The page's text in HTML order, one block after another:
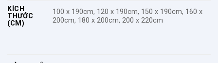
KÍCH
THƯỚC
(CM)
100 x 190cm, 120 x 190cm, 150 x 190cm, 160 x
200cm, 180 x 200cm, 200 x 220cm